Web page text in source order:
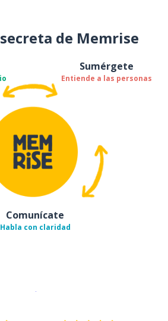
de Memrise
Sumérgete
Entiende a las personas
Comunícate
Habla con claridad